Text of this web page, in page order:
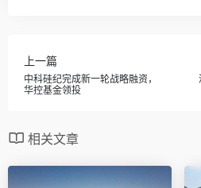
上一篇
中科硅纪完成新一轮战略融资，
华控基金领投
相关文章